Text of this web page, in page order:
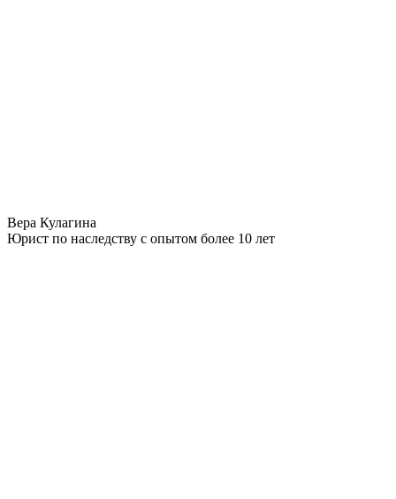
Вера Кулагина
Юрист по наследству с опытом более 10 лет